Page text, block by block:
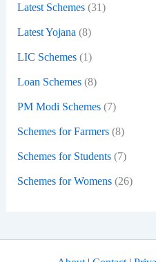
Latest Schemes(31)
Latest Yojana (8)
LIC Schemes(1)
Loan Schemes(8)
PM Modi Schemes(7)
Schemes for Farmers(8)
Schemes for Students(7)
Schemes for Womens(26)